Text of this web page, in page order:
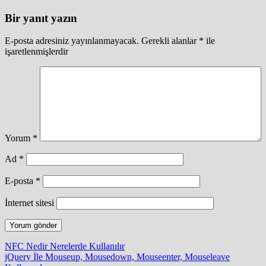
Bir yanıt yazın
E-posta adresiniz yayınlanmayacak. Gerekli alanlar * ile
işaretlenmişlerdir
Yorum *
Ad *
E-posta *
İnternet sitesi
Yazı
NFC Nedir Nerelerde Kullanılır
jQuery İle Mouseup, Mousedown, Mouseenter, Mouseleave